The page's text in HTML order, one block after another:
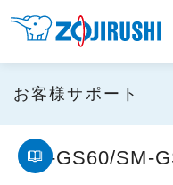
お客様サポート
SM-GS60/SM-